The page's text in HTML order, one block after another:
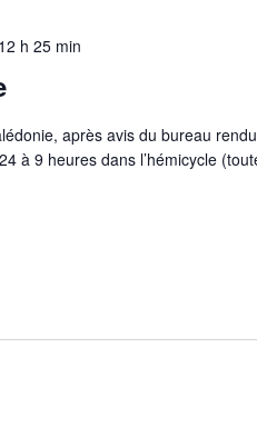
12 h 25 min
après avis du bureau
à 9 heures dans l’hémicycle